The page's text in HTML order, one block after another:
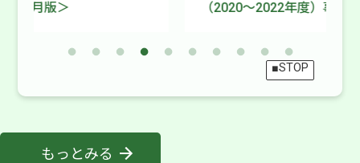
（2020～2022年度）事例集～』
■STOP
もっとみる